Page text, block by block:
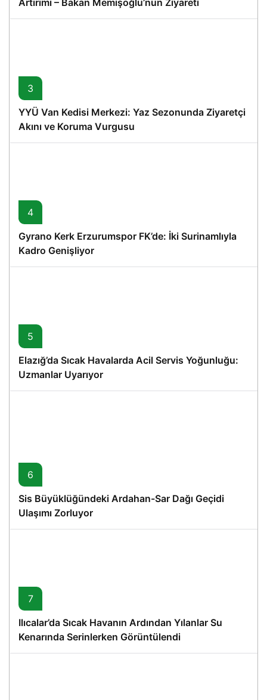
Artırımı – Bakan Memişoğlu’nun Ziyareti
3
YYÜ Van Kedisi Merkezi: Yaz Sezonunda Ziyaretçi
Akını ve Koruma Vurgusu
4
Gyrano Kerk Erzurumspor FK’de: İki Surinamlıyla
Kadro Genişliyor
5
Elazığ’da Sıcak Havalarda Acil Servis Yoğunluğu:
Uzmanlar Uyarıyor
6
Sis Büyüklüğündeki Ardahan-Sar Dağı Geçidi
Ulaşımı Zorluyor
7
Ilıcalar’da Sıcak Havanın Ardından Yılanlar Su
Kenarında Serinlerken Görüntülendi